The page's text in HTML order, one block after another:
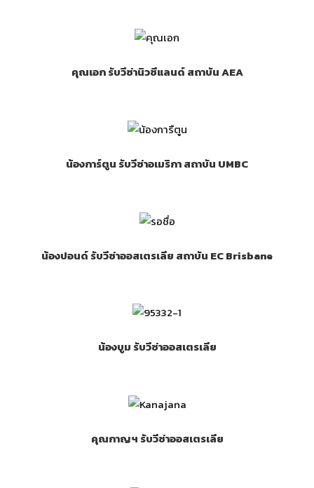
คุณเอก รับวีซ่านิวซีแลนด์ สถาบัน AEA
น้องการ์ตูน รับวีซ่าอเมริกา สถาบัน UMBC
น้องปอนด์ รับวีซ่าออสเตรเลีย สถาบัน EC Brisbane
น้องบูม รับวีซ่าออสเตรเลีย
คุณกาญฯ รับวีซ่าออสเตรเลีย